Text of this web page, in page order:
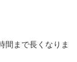
間まで長くなりま